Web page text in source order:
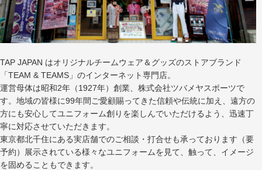
TAP JAPAN はオリジナルチームウェア＆グッズのストアブランド
「TEAM & TEAMS」のインターネット専門店。
運営母体は昭和2年（1927年）創業、株式会社ツバメヤスポーツで
す。地域の皆様に99年間ご愛顧賜ってきた信頼や伝統に加え、遠方の
方にも安心してユニフォーム創りを楽しんでいただけるよう、迅速丁
寧に対応させていただきます。
東京都北千住にある実店舗でのご相談・打合せも承っております（要
予約）展示されている様々なユニフォームを見て、触って、イメージ
を固めることもできます。